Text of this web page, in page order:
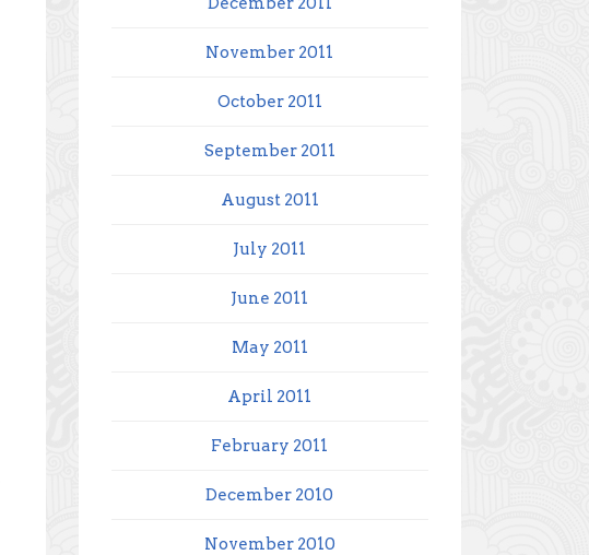
November 2011
October 2011
September 2011
August 2011
July 2011
June 2011
May 2011
April 2011
February 2011
December 2010
November 2010